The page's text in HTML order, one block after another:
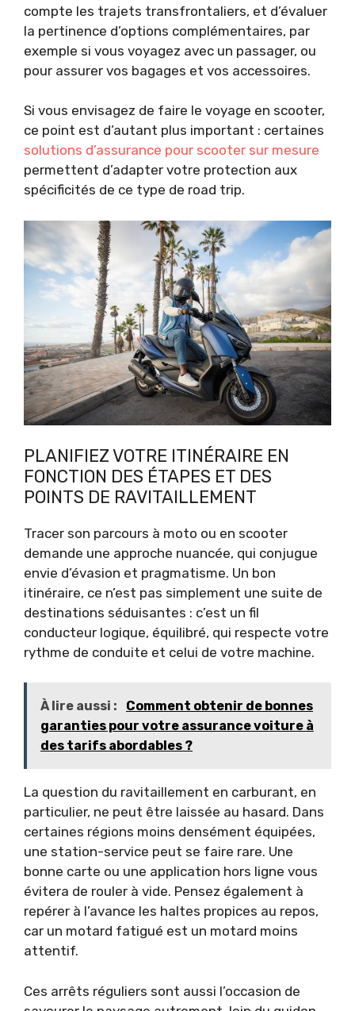
compte les trajets transfrontaliers, et d’évaluer
la pertinence d’options complémentaires, par
exemple si vous voyagez avec un passager, ou
pour assurer vos bagages et vos accessoires.
Si vous envisagez de faire le voyage en scooter,
ce point est d’autant plus important : certaines
solutions d’assurance pour scooter sur mesure
permettent d’adapter votre protection aux
spécificités de ce type de road trip.
PLANIFIEZ VOTRE ITINÉRAIRE EN
FONCTION DES ÉTAPES ET DES
POINTS DE RAVITAILLEMENT
Tracer son parcours à moto ou en scooter
demande une approche nuancée, qui conjugue
envie d’évasion et pragmatisme. Un bon
itinéraire, ce n’est pas simplement une suite de
destinations séduisantes : c’est un fil
conducteur logique, équilibré, qui respecte votre
rythme de conduite et celui de votre machine.
À lire aussi :
Comment obtenir de bonnes
garanties pour votre assurance voiture à
des tarifs abordables ?
La question du ravitaillement en carburant, en
particulier, ne peut être laissée au hasard. Dans
certaines régions moins densément équipées,
une station-service peut se faire rare. Une
bonne carte ou une application hors ligne vous
évitera de rouler à vide. Pensez également à
repérer à l’avance les haltes propices au repos,
car un motard fatigué est un motard moins
attentif.
Ces arrêts réguliers sont aussi l’occasion de